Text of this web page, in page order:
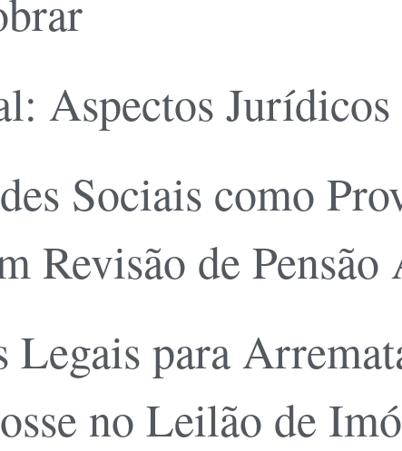
Aspectos
Sociais como
Revisão de
Legais para
no Leilão de